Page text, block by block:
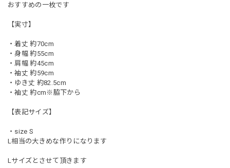
おすすめの一枚です
【実寸】
・着丈 約70cm
・身幅 約55cm
・肩幅 約45cm
・袖丈 約59cm
・ゆき丈 約82.5cm
・袖丈 約cm※脇下から
【表記サイズ】
・size S
L相当の大きめな作りになります
Lサイズとさせて頂きます